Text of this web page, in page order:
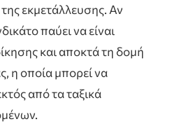
εκμετάλλευσης. Αν
παύει να είναι
και αποκτά τη δομή
η οποία μπορεί να
από τα ταξικά